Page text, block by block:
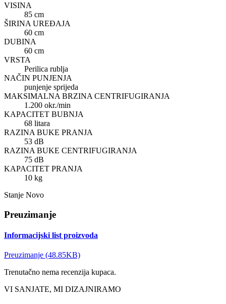
VISINA
85 cm
ŠIRINA UREĐAJA
60 cm
DUBINA
60 cm
VRSTA
Perilica rublja
NAČIN PUNJENJA
punjenje sprijeda
MAKSIMALNA BRZINA CENTRIFUGIRANJA
1.200 okr./min
KAPACITET BUBNJA
68 litara
RAZINA BUKE PRANJA
53 dB
RAZINA BUKE CENTRIFUGIRANJA
75 dB
KAPACITET PRANJA
10 kg
Stanje Novo
Preuzimanje
Informacijski list proizvoda
Preuzimanje (48.85KB)
Trenutačno nema recenzija kupaca.
VI SANJATE, MI DIZAJNIRAMO